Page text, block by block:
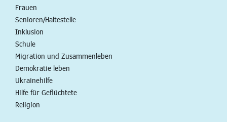
Frauen
Senioren/Haltestelle
Inklusion
Schule
Migration und Zusammenleben
Demokratie leben
Ukrainehilfe
Hilfe für Geflüchtete
Religion